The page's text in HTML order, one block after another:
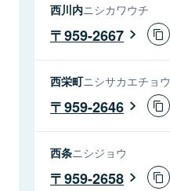
西川内ニシカワウチ
959-2667
西栄町ニシサカエチョウ
959-2646
西条ニシジョウ
959-2658